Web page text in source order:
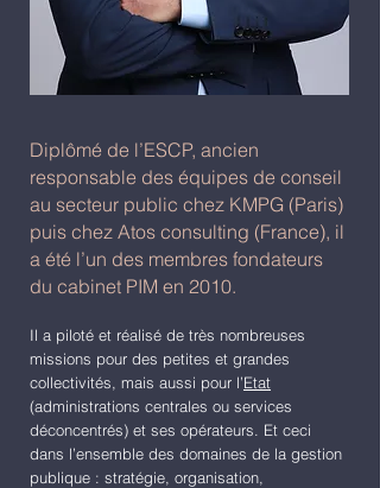
Diplômé de l’ESCP, ancien
responsable des équipes de conseil
au secteur public chez KMPG (Paris)
puis chez Atos consulting (France), il
a été l’un des membres fondateurs
du cabinet PIM en 2010.
Il a piloté et réalisé de très nombreuses
missions pour des petites et grandes
collectivités, mais aussi pour l’Etat
(administrations centrales ou services
déconcentrés) et ses opérateurs. Et ceci
dans l’ensemble des domaines de la gestion
publique : stratégie, organisation,